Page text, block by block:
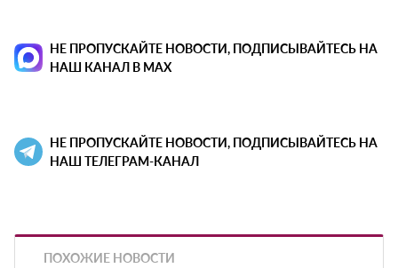
НЕ ПРОПУСКАЙТЕ НОВОСТИ, ПОДПИСЫВАЙТЕСЬ НА
НАШ КАНАЛ В MAX
НЕ ПРОПУСКАЙТЕ НОВОСТИ, ПОДПИСЫВАЙТЕСЬ НА
НАШ ТЕЛЕГРАМ-КАНАЛ
ПОХОЖИЕ НОВОСТИ